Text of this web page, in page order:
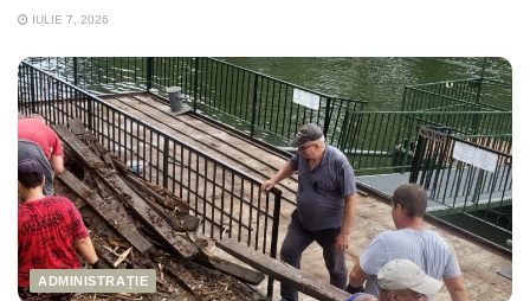
IULIE 7, 2026
ADMINISTRAȚIE